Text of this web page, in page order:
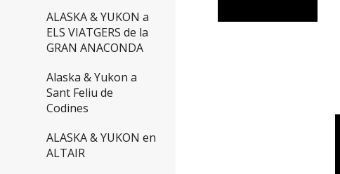
ALASKA & YUKON a
ELS VIATGERS de la
GRAN ANACONDA
Alaska & Yukon a
Sant Feliu de
Codines
ALASKA & YUKON en
ALTAIR